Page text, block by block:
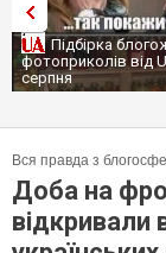
Підбірка
фотоприколів від
серпня
Вся правда з
Доба на
відкривали